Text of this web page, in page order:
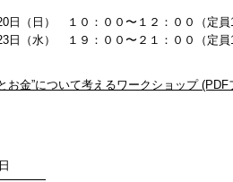
日（日） １０：００〜１２：００（定
日（水） １９：００〜２１：００（定
お金”について考えるワークショップ (PDF